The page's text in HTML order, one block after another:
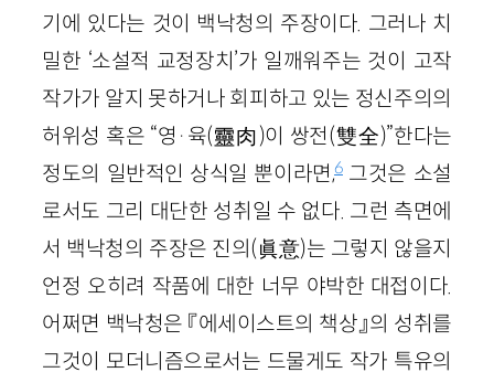
기에 있다는 것이 백낙청의 주장이다. 그러나 치
밀한 ‘소설적 교정장치’가 일깨워주는 것이 고작
작가가 알지 못하거나 회피하고 있는 정신주의의
허위성 혹은 “영·육(靈肉)이 쌍전(雙全)”한다는
정도의 일반적인 상식일 뿐이라면,6그것은 소설
로서도 그리 대단한 성취일 수 없다. 그런 측면에
서 백낙청의 주장은 진의(眞意)는 그렇지 않을지
언정 오히려 작품에 대한 너무 야박한 대접이다.
어쩌면 백낙청은 『에세이스트의 책상』의 성취를
그것이 모더니즘으로서는 드물게도 작가 특유의